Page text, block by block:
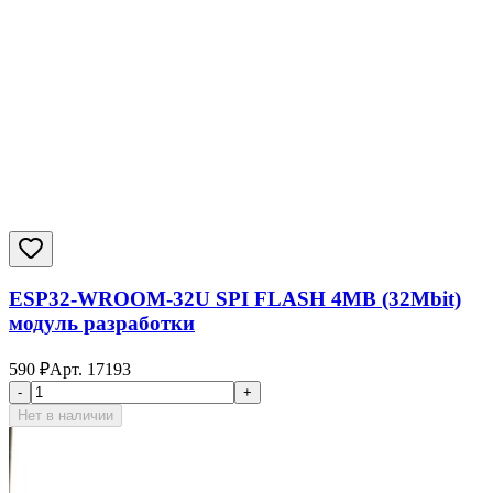
ESP32-WROOM-32U SPI FLASH 4MB (32Mbit)
модуль разработки
590 ₽Арт. 17193
-
+
Нет в наличии